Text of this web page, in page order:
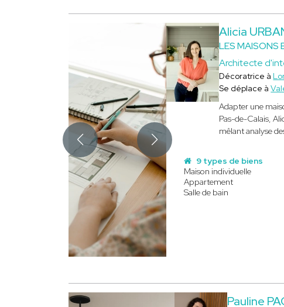
Alicia
LES MAISONS
Architecte
Décoratrice à
Se déplace à
Adapter une
Pas-de-Calais,
mêlant analyse
9 types de biens
Maison individuelle
Appartement
Salle de bain
Pauline